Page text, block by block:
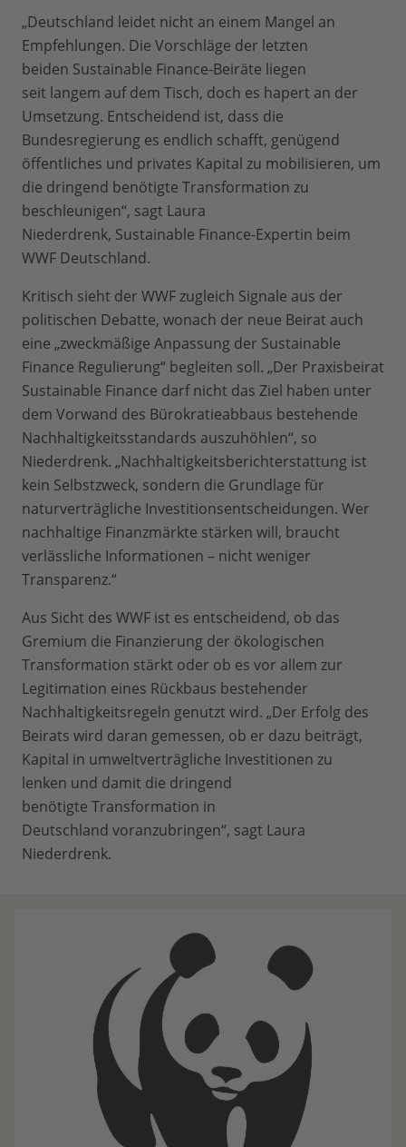
„Deutschland leidet nicht an einem Mangel an
Empfehlungen. Die Vorschläge der letzten
beiden Sustainable Finance-Beiräte liegen
seit langem auf dem Tisch, doch es hapert an der
Umsetzung. Entscheidend ist, dass die
Bundesregierung es endlich schafft, genügend
öffentliches und privates Kapital zu mobilisieren, um
die dringend benötigte Transformation zu
beschleunigen“, sagt Laura
Niederdrenk, Sustainable Finance-Expertin beim
WWF Deutschland.
Kritisch sieht der WWF zugleich Signale aus der
politischen Debatte, wonach der neue Beirat auch
eine „zweckmäßige Anpassung der Sustainable
Finance Regulierung“ begleiten soll. „Der Praxisbeirat
Sustainable Finance darf nicht das Ziel haben unter
dem Vorwand des Bürokratieabbaus bestehende
Nachhaltigkeitsstandards auszuhöhlen“, so
Niederdrenk. „Nachhaltigkeitsberichterstattung ist
kein Selbstzweck, sondern die Grundlage für
naturverträgliche Investitionsentscheidungen. Wer
nachhaltige Finanzmärkte stärken will, braucht
verlässliche Informationen – nicht weniger
Transparenz.“
Aus Sicht des WWF ist es entscheidend, ob das
Gremium die Finanzierung der ökologischen
Transformation stärkt oder ob es vor allem zur
Legitimation eines Rückbaus bestehender
Nachhaltigkeitsregeln genutzt wird. „Der Erfolg des
Beirats wird daran gemessen, ob er dazu beiträgt,
Kapital in umweltverträgliche Investitionen zu
lenken und damit die dringend
benötigte Transformation in
Deutschland voranzubringen“, sagt Laura
Niederdrenk.